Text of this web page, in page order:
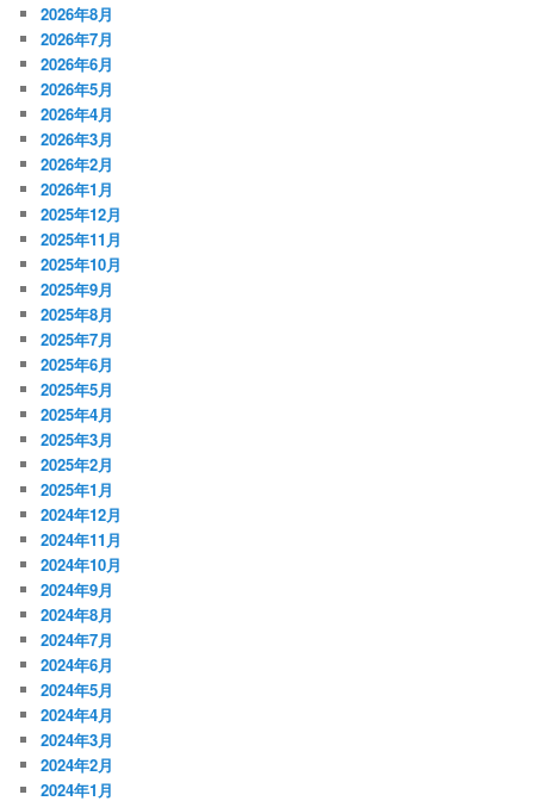
2026年8月
2026年7月
2026年6月
2026年5月
2026年4月
2026年3月
2026年2月
2026年1月
2025年12月
2025年11月
2025年10月
2025年9月
2025年8月
2025年7月
2025年6月
2025年5月
2025年4月
2025年3月
2025年2月
2025年1月
2024年12月
2024年11月
2024年10月
2024年9月
2024年8月
2024年7月
2024年6月
2024年5月
2024年4月
2024年3月
2024年2月
2024年1月